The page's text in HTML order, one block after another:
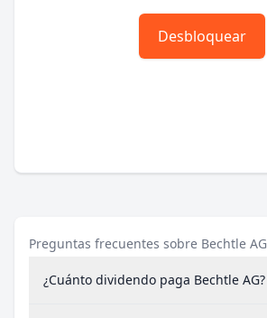
Desbloquear
Preguntas frecuentes sobre Bechtle AG
¿Cuánto dividendo paga Bechtle AG?